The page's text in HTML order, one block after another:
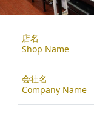
店名
Shop Name
会社名
Company Name